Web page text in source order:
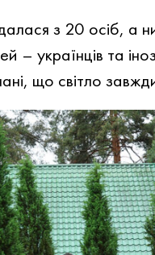
з 20 осіб, а
– українців та
що світло